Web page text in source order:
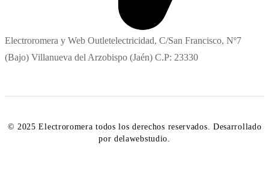
Electroromera y Web Outletelectricidad, C/San Francisco, Nº7
(Bajo) Villanueva del Arzobispo (Jaén) C.P: 23330
© 2025 Electroromera todos los derechos reservados. Desarrollado
por delawebstudio.